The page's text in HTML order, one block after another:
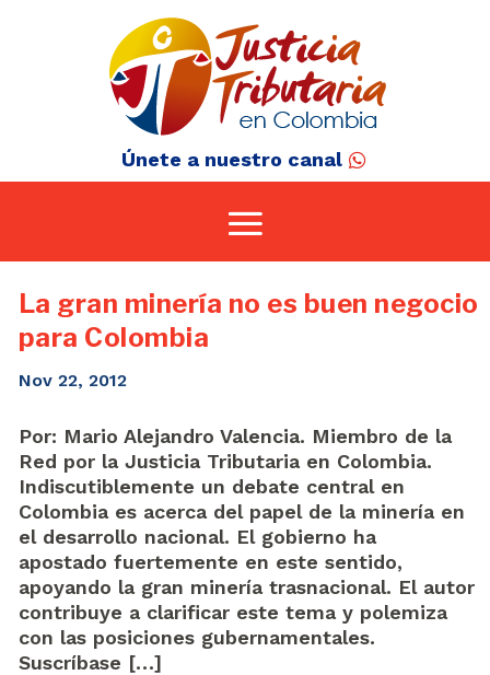
Únete a nuestro canal
La gran minería no es buen negocio
para Colombia
Nov 22, 2012
Por: Mario Alejandro Valencia. Miembro de la
Red por la Justicia Tributaria en Colombia.
Indiscutiblemente un debate central en
Colombia es acerca del papel de la minería en
el desarrollo nacional. El gobierno ha
apostado fuertemente en este sentido,
apoyando la gran minería trasnacional. El autor
contribuye a clarificar este tema y polemiza
con las posiciones gubernamentales.
Suscríbase […]